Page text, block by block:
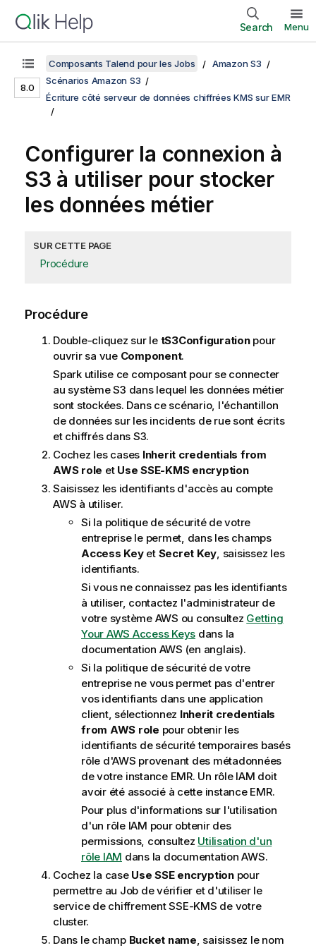
Search Menu
8.0
Composants Talend pour les Jobs
Amazon S3
Scénarios Amazon S3
Écriture côté serveur de données chiffrées KMS sur EMR
Configurer la connexion à
S3 à utiliser pour stocker
les données métier
SUR CETTE PAGE
Procédure
Procédure
Double-cliquez sur le tS3Configurationpour
ouvrir sa vue Component.
Spark utilise ce composant pour se connecter
au système S3 dans lequel les données métier
sont stockées. Dans ce scénario, l'échantillon
de données sur les incidents de rue sont écrits
et chiffrés dans S3.
Cochez les cases Inherit credentials from
AWS role et Use SSE-KMS encryption
Saisissez les identifiants d'accès au compte
AWS à utiliser.
Si la politique de sécurité de votre
entreprise le permet, dans les champs
Access Keyet Secret Key, saisissez les
identifiants.
Si vous ne connaissez pas les identifiants
à utiliser, contactez l'administrateur de
votre système AWS ou consultez Getting
Your AWS Access Keys dans la
documentation AWS (en anglais).
Si la politique de sécurité de votre
entreprise ne vous permet pas d'entrer
vos identifiants dans une application
client, sélectionnez Inherit credentials
from AWS role pour obtenir les
identifiants de sécurité temporaires basés
rôle d'AWS provenant des métadonnées
de votre instance EMR. Un rôle IAM doit
avoir été associé à cette instance EMR.
Pour plus d'informations sur l'utilisation
d'un rôle IAM pour obtenir des
permissions, consultez Utilisation d'un
rôle IAM dans la documentation AWS.
Cochez la case Use SSE encryptionpour
permettre au Job de vérifier et d'utiliser le
service de chiffrement SSE-KMS de votre
cluster.
Dans le champ Bucket name, saisissez le nom